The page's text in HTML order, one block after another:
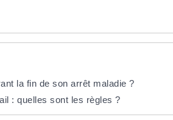
la fin de son arrêt maladie ?
: quelles sont les règles ?